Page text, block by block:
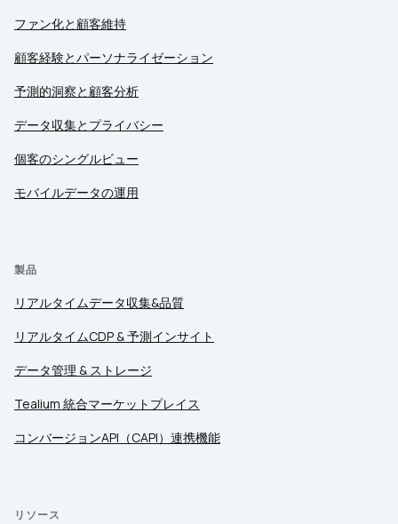
ファン化と顧客維持
顧客経験とパーソナライゼーション
予測的洞察と顧客分析
データ収集とプライバシー
個客のシングルビュー
モバイルデータの運用
製品
リアルタイムデータ収集&品質
リアルタイムCDP & 予測インサイト
データ管理 & ストレージ
Tealium 統合マーケットプレイス
コンバージョンAPI（CAPI）連携機能
リソース